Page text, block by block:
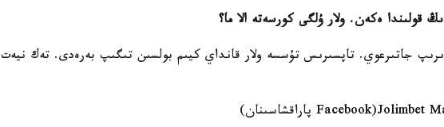
قولىندا ەكەن. ولار ۇلگى كورسەتە الا ما؟
جاتىرعوي. تاپسىرىس تۇسسە ولار قانداي كيىم بولسىن تىگىپ بەرەدى. تەك نيەت